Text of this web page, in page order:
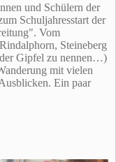
und Schülern der
Schuljahresstart der
Vom
Steineberg
Gipfel zu nennen…)
mit vielen
Ein paar